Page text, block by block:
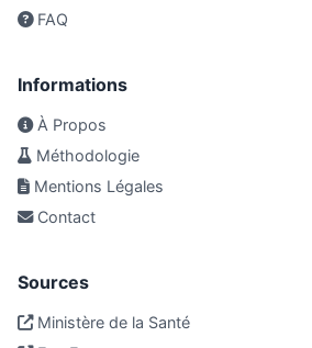
FAQ
Informations
À Propos
Méthodologie
Mentions Légales
Contact
Sources
Ministère de la Santé